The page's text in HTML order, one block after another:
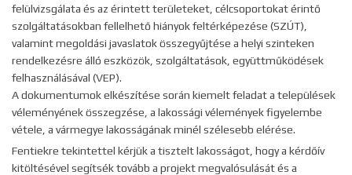
felülvizsgálata és az érintett területeket, célcsoportokat érintő
szolgáltatásokban fellelhető hiányok feltérképezése (SZÚT),
valamint megoldási javaslatok összegyűjtése a helyi szinteken
rendelkezésre álló eszközök, szolgáltatások, együttműködések
felhasználásával (VEP).
A dokumentumok elkészítése során kiemelt feladat a települések
véleményének összegzése, a lakossági vélemények figyelembe
vétele, a vármegye lakosságának minél szélesebb elérése.
Fentiekre tekintettel kérjük a tisztelt lakosságot, hogy a kérdőív
kitöltésével segítsék tovább a projekt megvalósulását és a